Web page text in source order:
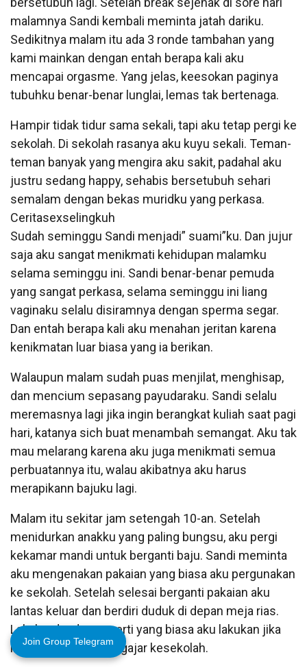
malamnya Sandi kembali meminta jatah dariku.
Sedikitnya malam itu ada 3 ronde tambahan yang
kami mainkan dengan entah berapa kali aku
mencapai orgasme. Yang jelas, keesokan paginya
tubuhku benar-benar lunglai, lemas tak bertenaga.
Hampir tidak tidur sama sekali, tapi aku tetap pergi ke
sekolah. Di sekolah rasanya aku kuyu sekali. Teman-
teman banyak yang mengira aku sakit, padahal aku
justru sedang happy, sehabis bersetubuh sehari
semalam dengan bekas muridku yang perkasa.
Ceritasexselingkuh
Sudah seminggu Sandi menjadi” suami”ku. Dan jujur
saja aku sangat menikmati kehidupan malamku
selama seminggu ini. Sandi benar-benar pemuda
yang sangat perkasa, selama seminggu ini liang
vaginaku selalu disiramnya dengan sperma segar.
Dan entah berapa kali aku menahan jeritan karena
kenikmatan luar biasa yang ia berikan.
Walaupun malam sudah puas menjilat, menghisap,
dan mencium sepasang payudaraku. Sandi selalu
meremasnya lagi jika ingin berangkat kuliah saat pagi
hari, katanya sich buat menambah semangat. Aku tak
mau melarang karena aku juga menikmati semua
perbuatannya itu, walau akibatnya aku harus
merapikann bajuku lagi.
Malam itu sekitar jam setengah 10-an. Setelah
menidurkan anakku yang paling bungsu, aku pergi
kekamar mandi untuk berganti baju. Sandi meminta
aku mengenakan pakaian yang biasa aku pergunakan
ke sekolah. Setelah selesai berganti pakaian aku
lantas keluar dan berdiri duduk di depan meja rias.
Lalu berdandan seperti yang biasa aku lakukan jika
ingin berangkat mengajar kesekolah.
Join Group Telegram